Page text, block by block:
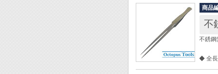
◆ 魔術
商品
不
不銹
◆ 全
◆ 厚度